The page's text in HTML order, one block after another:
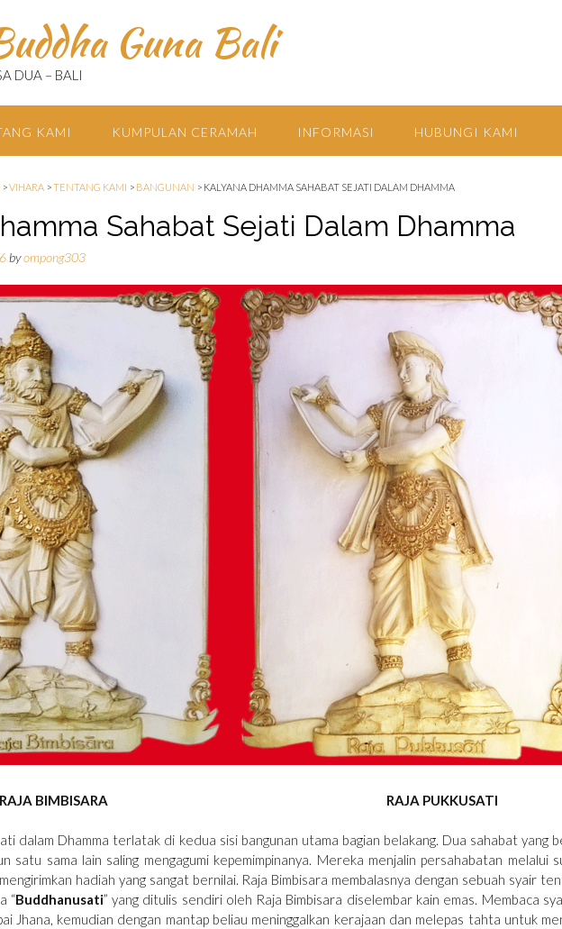
Guna Bali
DUA – BALI
KAMI KUMPULAN CERAMAH INFORMASI HUBUNGI KAMI
>VIHARA >TENTANG KAMI > BANGUNAN > KALYANA DHAMMA SAHABAT SEJATI DALAM DHAMMA
Sahabat Sejati Dalam Dhamma
byompong303
RAJA BIMBISARA RAJA PUKKUSATI
dalam Dhamma terlatak di kedua sisi bangunan utama bagian belakang. Dua sahabat yang
satu sama lain saling mengagumi kepemimpinanya. Mereka menjalin persahabatan melalui
hadiah yang sangat bernilai. Raja Bimbisara membalasnya dengan sebuah syair
“Buddhanusati” yang ditulis sendiri oleh Raja Bimbisara diselembar kain emas. Membaca
Jhana, kemudian dengan mantap beliau meninggalkan kerajaan dan melepas tahta untuk